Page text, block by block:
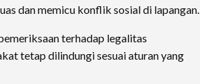
dan memicu konflik sosial di lapangan.
terhadap legalitas
tetap dilindungi sesuai aturan yang